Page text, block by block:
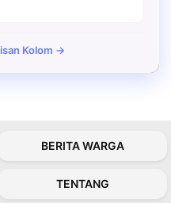
Kolom →
BERITA WARGA
TENTANG